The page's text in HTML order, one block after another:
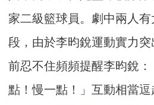
家二級籃球員。劇中兩人
段，由於李昀銳運動實力
前忍不住頻頻提醒李昀銳
點！慢一點！」互動相當逗